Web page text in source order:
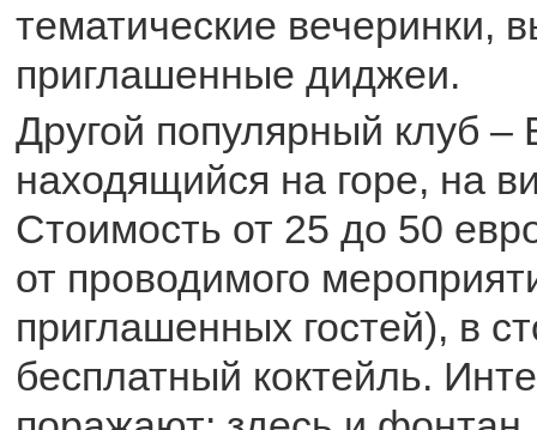
тематические вечеринки,
приглашенные диджеи.
Другой популярный клуб
находящийся на горе, на
Стоимость от 25 до 50
от проводимого
приглашенных гостей), в
бесплатный коктейль.